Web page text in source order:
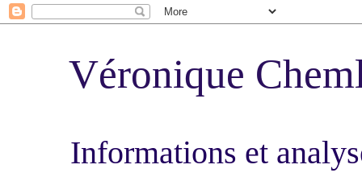
Véronique
Informations et